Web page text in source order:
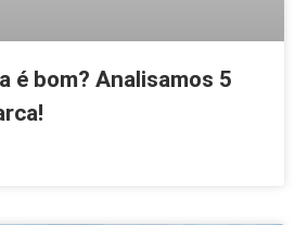
é bom? Analisamos 5